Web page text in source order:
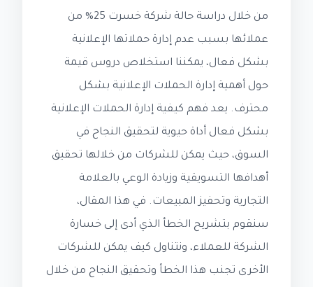
من خلال دراسة حالة شركة خسرت 25% من
عملائها بسبب عدم إدارة حملاتها الإعلانية
بشكل فعال، يمكننا استخلاص دروس قيمة
حول أهمية إدارة الحملات الإعلانية بشكل
محترف. يعد فهم كيفية إدارة الحملات الإعلانية
بشكل فعال أداة حيوية لتحقيق النجاح في
السوق، حيث يمكن للشركات من خلالها تحقيق
أهدافها التسويقية وزيادة الوعي بالعلامة
التجارية وتحفيز المبيعات. في هذا المقال،
سنقوم بتشريح الخطأ الذي أدى إلى خسارة
الشركة للعملاء، ونتناول كيف يمكن للشركات
الأخرى تجنب هذا الخطأ وتحقيق النجاح من خلال